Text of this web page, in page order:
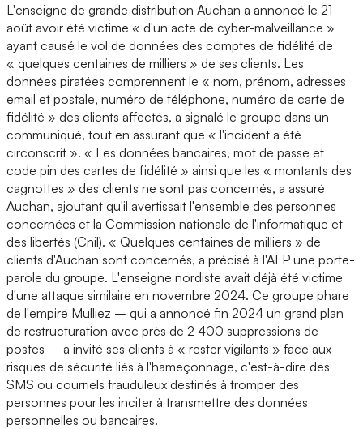
L'enseigne de grande distribution Auchan a annoncé le 21
août avoir été victime « d'un acte de cyber-malveillance »
ayant causé le vol de données des comptes de fidélité de
« quelques centaines de milliers » de ses clients. Les
données piratées comprennent le « nom, prénom, adresses
email et postale, numéro de téléphone, numéro de carte de
fidélité » des clients affectés, a signalé le groupe dans un
communiqué, tout en assurant que « l'incident a été
circonscrit ». « Les données bancaires, mot de passe et
code pin des cartes de fidélité » ainsi que les « montants des
cagnottes » des clients ne sont pas concernés, a assuré
Auchan, ajoutant qu'il avertissait l'ensemble des personnes
concernées et la Commission nationale de l'informatique et
des libertés (Cnil). « Quelques centaines de milliers » de
clients d'Auchan sont concernés, a précisé à l'AFP une porte-
parole du groupe. L'enseigne nordiste avait déjà été victime
d'une attaque similaire en novembre 2024. Ce groupe phare
de l'empire Mulliez – qui a annoncé fin 2024 un grand plan
de restructuration avec près de 2 400 suppressions de
postes – a invité ses clients à « rester vigilants » face aux
risques de sécurité liés à l'hameçonnage, c'est-à-dire des
SMS ou courriels frauduleux destinés à tromper des
personnes pour les inciter à transmettre des données
personnelles ou bancaires.